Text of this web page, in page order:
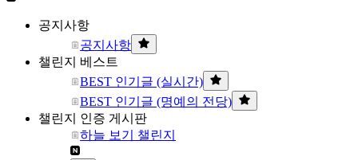
공지사항
공지사항
챌린지 베스트
BEST 인기글 (실시간)
BEST 인기글 (명예의 전당)
챌린지 인증 게시판
하늘 보기 챌린지